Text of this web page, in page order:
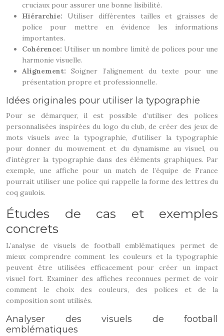
cruciaux pour assurer une bonne lisibilité.
Hiérarchie: Utiliser différentes tailles et graisses de
police pour mettre en évidence les informations
importantes.
Cohérence: Utiliser un nombre limité de polices pour une
harmonie visuelle.
Alignement:Soigner l’alignement du texte pour une
présentation propre et professionnelle.
Idées originales pour utiliser la typographie
Pour se démarquer, il est possible d’utiliser des polices
personnalisées inspirées du logo du club, de créer des jeux de
mots visuels avec la typographie, d’utiliser la typographie
pour donner du mouvement et du dynamisme au visuel, ou
d’intégrer la typographie dans des éléments graphiques. Par
exemple, une affiche pour un match de l’équipe de France
pourrait utiliser une police qui rappelle la forme des lettres du
coq gaulois.
Études de cas et exemples
concrets
L’analyse de visuels de football emblématiques permet de
mieux comprendre comment les couleurs et la typographie
peuvent être utilisées efficacement pour créer un impact
visuel fort. Examiner des affiches reconnues permet de voir
comment le choix des couleurs, des polices et de la
composition sont utilisés.
Analyser des visuels de football
emblématiques